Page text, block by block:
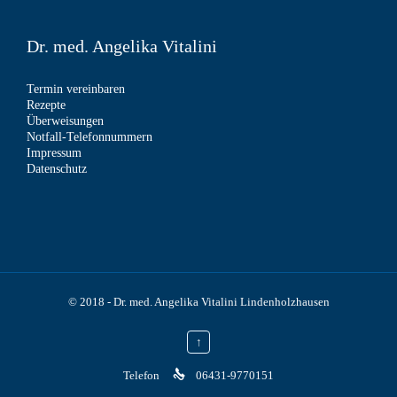
Dr. med. Angelika Vitalini
Termin vereinbaren
Rezepte
Überweisungen
Notfall-Telefonnummern
Impressum
Datenschutz
© 2018 - Dr. med. Angelika Vitalini Lindenholzhausen
↑
Telefon  06431-9770151